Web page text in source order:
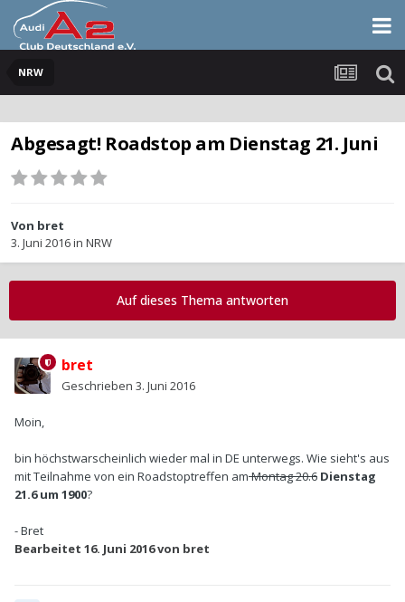
NRW
Abgesagt! Roadstop am Dienstag 21. Juni
Von bret
3. Juni 2016in NRW
Auf dieses Thema antworten
bret
Geschrieben 3. Juni 2016
Moin,
bin höchstwarscheinlich wieder mal in DE unterwegs. Wie sieht's aus
mit Teilnahme von ein Roadstoptreffen amMontag 20.6 Dienstag
21.6 um 1900?
- Bret
Bearbeitet 16. Juni 2016von bret